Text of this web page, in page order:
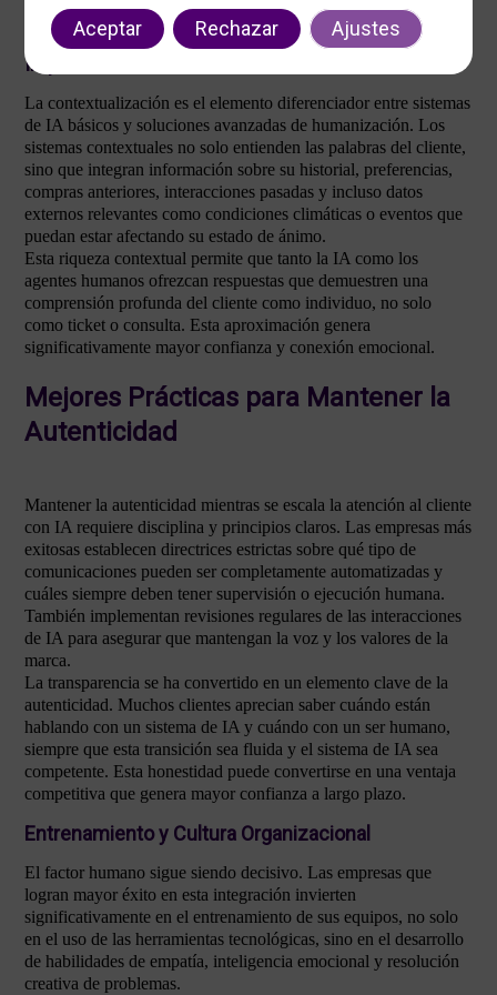
en cada momento.
Implementación de Sistemas de IA Contextual
La contextualización es el elemento diferenciador entre sistemas
de IA básicos y soluciones avanzadas de humanización. Los
sistemas contextuales no solo entienden las palabras del cliente,
sino que integran información sobre su historial, preferencias,
compras anteriores, interacciones pasadas y incluso datos
externos relevantes como condiciones climáticas o eventos que
puedan estar afectando su estado de ánimo.
Esta riqueza contextual permite que tanto la IA como los
agentes humanos ofrezcan respuestas que demuestren una
comprensión profunda del cliente como individuo, no solo
como ticket o consulta. Esta aproximación genera
significativamente mayor confianza y conexión emocional.
Mejores Prácticas para Mantener la
Autenticidad
Mantener la autenticidad mientras se escala la atención al cliente
con IA requiere disciplina y principios claros. Las empresas más
exitosas establecen directrices estrictas sobre qué tipo de
comunicaciones pueden ser completamente automatizadas y
cuáles siempre deben tener supervisión o ejecución humana.
También implementan revisiones regulares de las interacciones
de IA para asegurar que mantengan la voz y los valores de la
marca.
La transparencia se ha convertido en un elemento clave de la
autenticidad. Muchos clientes aprecian saber cuándo están
hablando con un sistema de IA y cuándo con un ser humano,
siempre que esta transición sea fluida y el sistema de IA sea
competente. Esta honestidad puede convertirse en una ventaja
competitiva que genera mayor confianza a largo plazo.
Entrenamiento y Cultura Organizacional
El factor humano sigue siendo decisivo. Las empresas que
logran mayor éxito en esta integración invierten
significativamente en el entrenamiento de sus equipos, no solo
en el uso de las herramientas tecnológicas, sino en el desarrollo
de habilidades de empatía, inteligencia emocional y resolución
creativa de problemas.
Aceptar Rechazar Ajustes